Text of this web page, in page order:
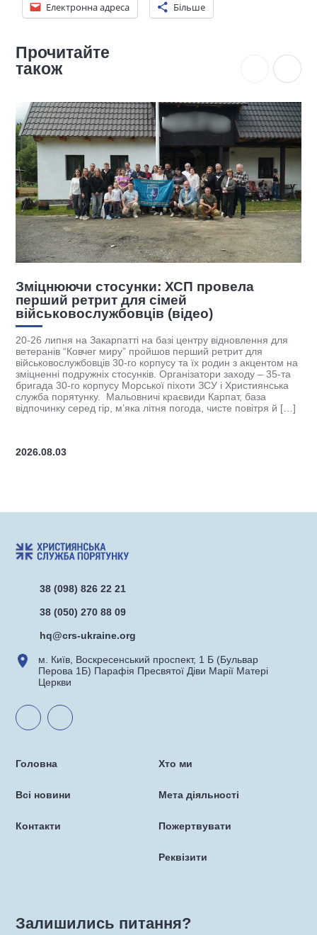
Електронна адреса Більше
Прочитайте
також
провела
відновлення для
ретрит для
їх родин з акцентом на
заходу – 35-та
ЗСУ і Християнська
Карпат, база
чисте повітря й […]
ХСП розпочала чергову
підтримки ветеранів
гуманітарний університет (РДГУ) та
“ЛЮКС МУНДІ” підписали тристоронню
співробітництво. Партнерство
освітніх програм, підготовку фахівців
супроводу та реалізацію проєктів,
ветеранів, військовослужбовців і їхніх
координатора ХСП Андрія Оленчика,
об’єднання ресурсів академічної
38 (098) 826 22 21
38 (050) 270 88 09
hq@crs-ukraine.org
м. Київ, Воскресенський проспект, 1 Б (Бульвар
Перова 1Б) Парафія Пресвятої Діви Марії Матері
Церкви
Головна
Всі новини
Контакти
Хто ми
Мета діяльності
Пожертвувати
Реквізити
Залишились питання?